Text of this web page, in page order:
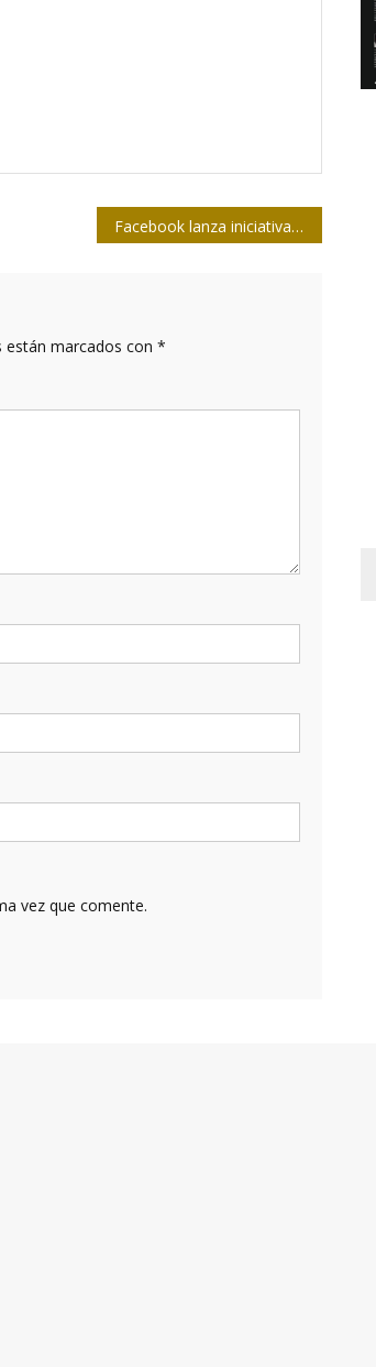
Facebook lanza iniciativa para frenar informaciones falsas
marcados con *
vez que comente.